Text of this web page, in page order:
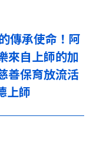
傳承使命！阿
來自上師的加
善保育放流活
上師